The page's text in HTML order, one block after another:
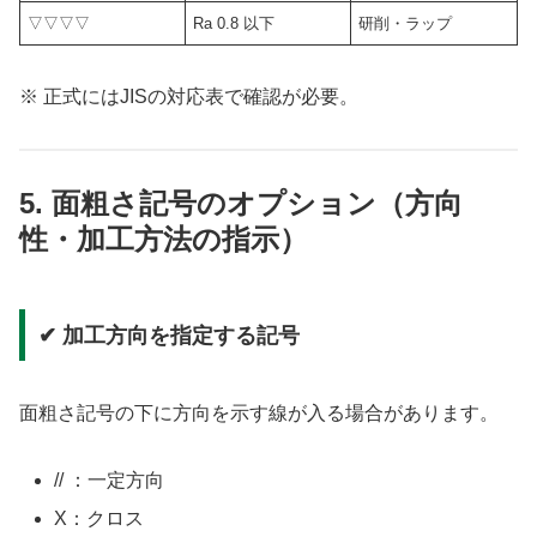
▽▽▽▽ Ra 0.8 以下 研削・ラップ
※ 正式にはJISの対応表で確認が必要。
5. 面粗さ記号のオプション（方向
性・加工方法の指示）
✔ 加工方向を指定する記号
面粗さ記号の下に方向を示す線が入る場合があります。
// ：一定方向
X：クロス